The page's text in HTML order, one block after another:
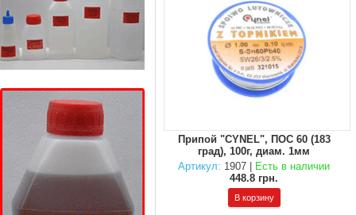
Припой "CYNEL", ПОС 60 (183
град), 100г, диам. 1мм
Артикул: 1907 |
Есть в наличии
448.8 грн.